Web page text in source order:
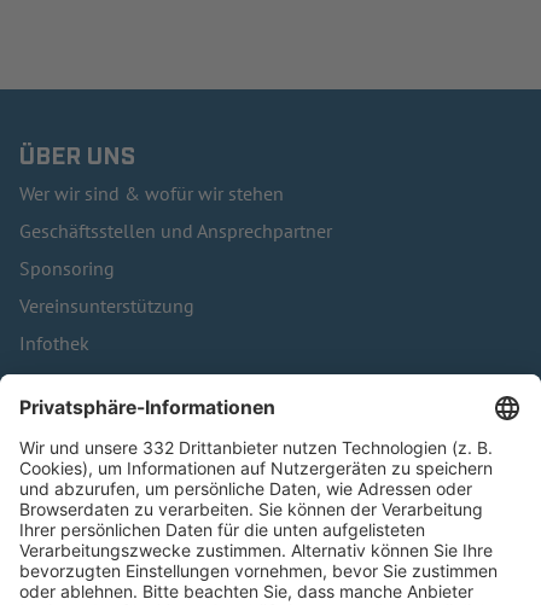
ÜBER UNS
Wer wir sind & wofür wir stehen
Geschäftsstellen und Ansprechpartner
Sponsoring
Vereinsunterstützung
Infothek
Kontakt
HÄUFIG BESUCHTE SEITEN
Pässe und Vereinswechsel
Trainerausbildung
Schulungsangebot Vereinsmitarbeiter